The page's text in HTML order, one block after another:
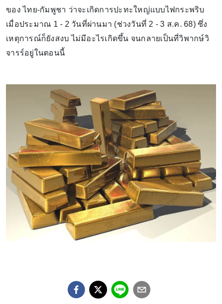
ของ ไทย-กัมพูชา ว่าจะเกิดการปะทะใหญ่แบบไฟกระพริบ
เมื่อประมาณ 1 - 2 วันที่ผ่านมา (ช่วงวันที่ 2 - 3 ส.ค. 68) ซึ่ง
เหตุการณ์ก็ยังสงบ ไม่มีอะไรเกิดขึ้น จนกลายเป็นที่วิพากษ์วิ
จารร์อยู่ในตอนนี้